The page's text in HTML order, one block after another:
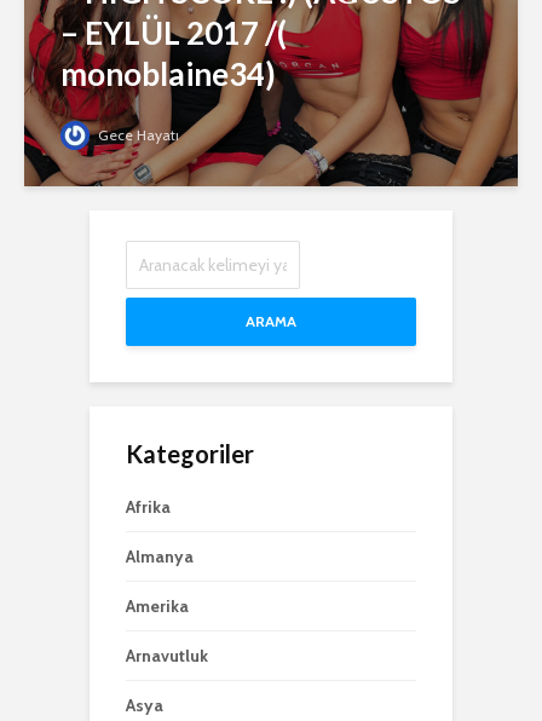
– EYLÜL 2017 /(
monoblaine34)
Gece Hayatı
ARAMA
Kategoriler
Afrika
Almanya
Amerika
Arnavutluk
Asya